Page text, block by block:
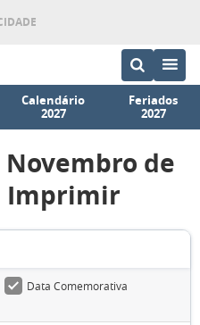
Calendário
2027
Feriados
2027
de
Imprimir
Data Comemorativa